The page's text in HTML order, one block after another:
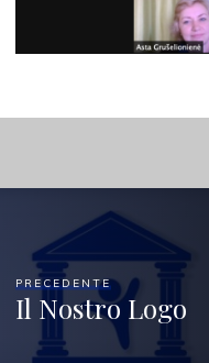
PRECEDENTE
Il Nostro Logo